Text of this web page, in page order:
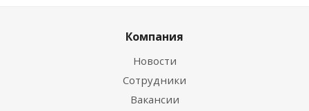
Компания
Новости
Сотрудники
Вакансии